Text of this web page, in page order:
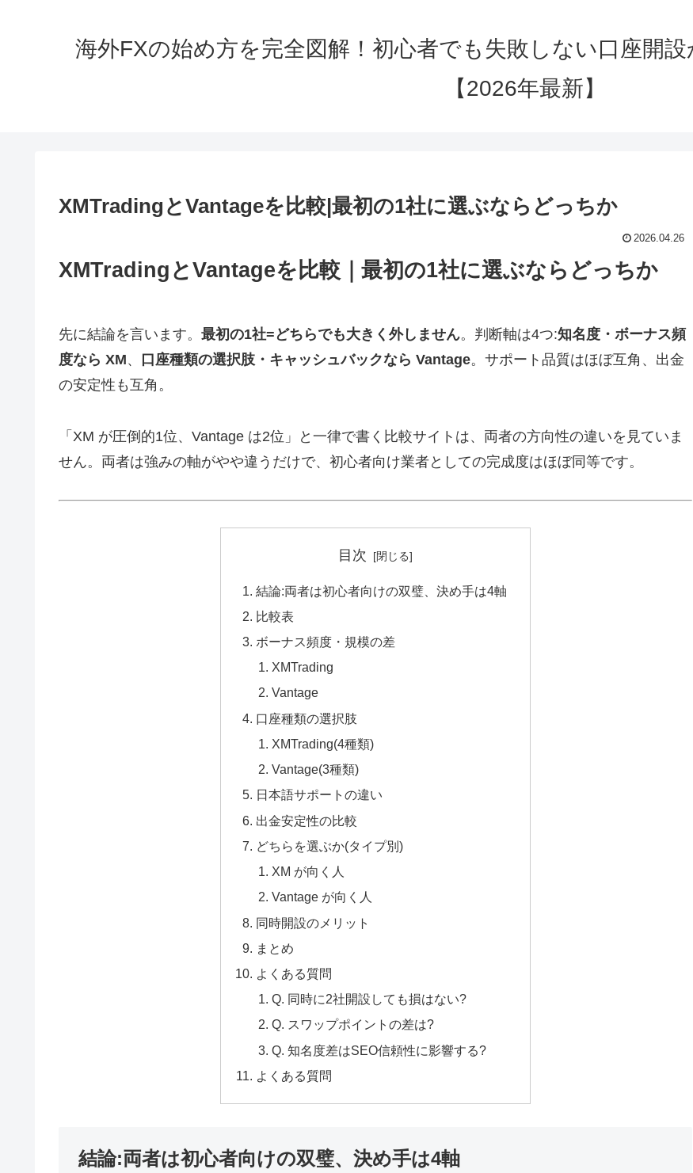
海外FXの始め方を完全図解！初心者でも失敗しない口座開
【2026年最新】
XMTradingとVantageを比較|最初の1社に選ぶならどっちか
2026.04.26
XMTradingとVantageを比較｜最初の1社に選ぶならどっちか
先に結論を言います。 最初の1社=どちらでも大きく外しません。判断軸は4つ:知名度・ボーナス頻
度なら XM、 口座種類の選択肢・キャッシュバックなら Vantage。サポート品質はほぼ互角、出金
の安定性も互角。
「XM が圧倒的1位、Vantage は2位」と一律で書く比較サイトは、両者の方向性の違いを見ていま
せん。両者は強みの軸がやや違うだけで、初心者向け業者としての完成度はほぼ同等です。
目次
結論:両者は初心者向けの双璧、決め手は4軸
比較表
ボーナス頻度・規模の差
XMTrading
Vantage
口座種類の選択肢
XMTrading(4種類)
Vantage(3種類)
日本語サポートの違い
出金安定性の比較
どちらを選ぶか(タイプ別)
XM が向く人
Vantage が向く人
同時開設のメリット
まとめ
よくある質問
Q. 同時に2社開設しても損はない?
Q. スワップポイントの差は?
Q. 知名度差はSEO信頼性に影響する?
よくある質問
結論:両者は初心者向けの双璧、決め手は4軸